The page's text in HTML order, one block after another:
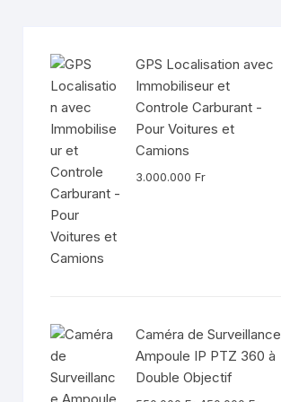
GPS Localisation avec
Immobiliseur et
Controle Carburant -
Pour Voitures et
Camions
3.000.000 Fr
Caméra de Surveillance
Ampoule IP PTZ 360 à
Double Objectif